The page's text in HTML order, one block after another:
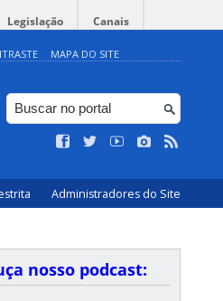
Legislação Canais
MAPA DO SITE
Administradores do Site
nosso podcast: